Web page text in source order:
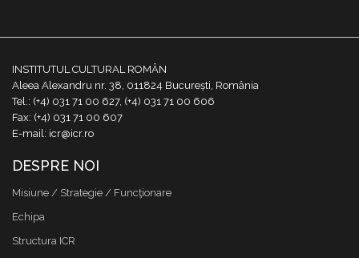
INSTITUTUL CULTURAL ROMÂN
Aleea Alexandru nr. 38, 011824 București, România
Tel.: (+4) 031 71 00 627, (+4) 031 71 00 606
Fax: (+4) 031 71 00 607
E-mail: icr@icr.ro
DESPRE NOI
Misiune / Strategie / Funcţionare
Echipa
Structura ICR